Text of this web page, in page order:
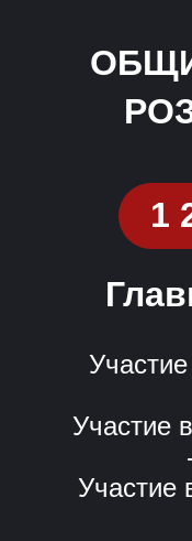
Участие
Участие
1